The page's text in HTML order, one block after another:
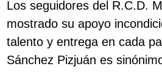
Los seguidores del R.C.D.
mostrado su apoyo
talento y entrega en cada
Sánchez Pizjuán es